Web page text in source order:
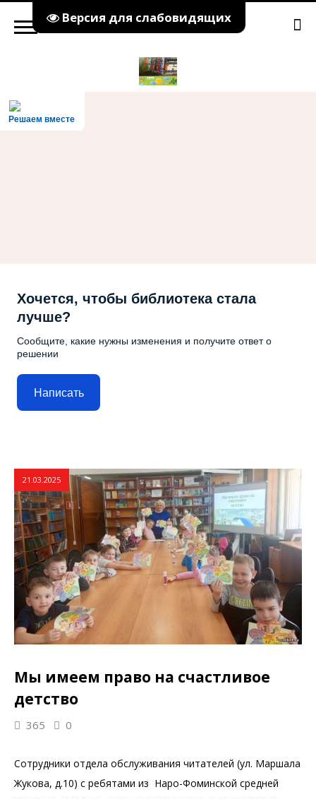
Версия для слабовидящих
Решаем вместе
Хочется, чтобы библиотека стала
лучше?
Сообщите, какие нужны изменения и получите ответ о
решении
Написать
21.03.2025
Мы имеем право на счастливое
детство
365 0
Сотрудники отдела обслуживания читателей (ул. Маршала
Жукова, д.10) с ребятами из Наро-Фоминской средней